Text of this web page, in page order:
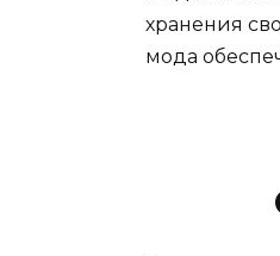
хранения
мода